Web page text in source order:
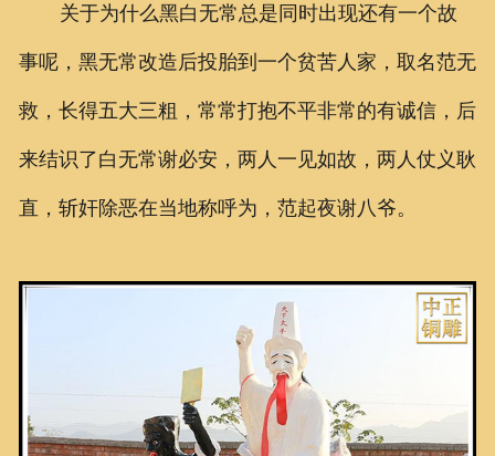
关于为什么黑白无常总是同时出现还有一个故
事呢，黑无常改造后投胎到一个贫苦人家，取名范无
救，长得五大三粗，常常打抱不平非常的有诚信，后
来结识了白无常谢必安，两人一见如故，两人仗义耿
直，斩奸除恶在当地称呼为，范起夜谢八爷。